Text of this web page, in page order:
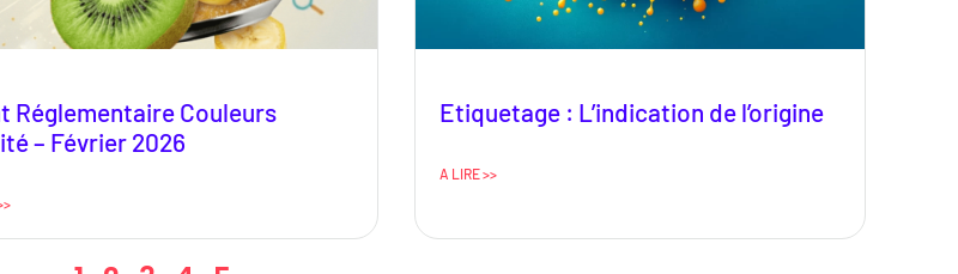
Réglementaire Couleurs
– Février 2026
Etiquetage : L’indication de l’origine
A LIRE >>